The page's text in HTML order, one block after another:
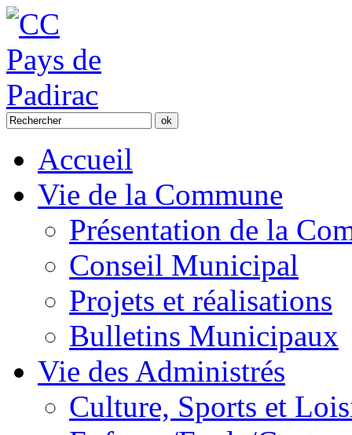
Accueil
Vie de la Commune
Présentation de la
Conseil Municipal
Projets et réalisations
Bulletins Municipaux
Vie des Administrés
Culture, Sports et